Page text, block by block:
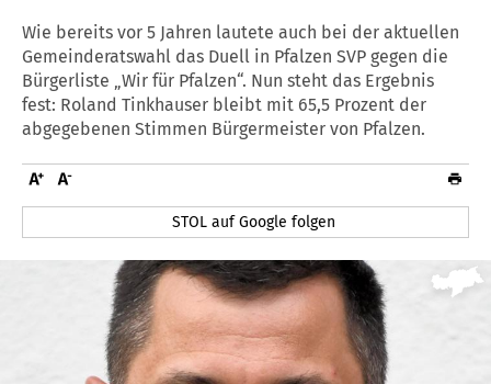
Wie bereits vor 5 Jahren lautete auch bei der aktuellen
Gemeinderatswahl das Duell in Pfalzen SVP gegen die
Bürgerliste „Wir für Pfalzen“. Nun steht das Ergebnis
fest: Roland Tinkhauser bleibt mit 65,5 Prozent der
abgegebenen Stimmen Bürgermeister von Pfalzen.
STOL auf Google folgen